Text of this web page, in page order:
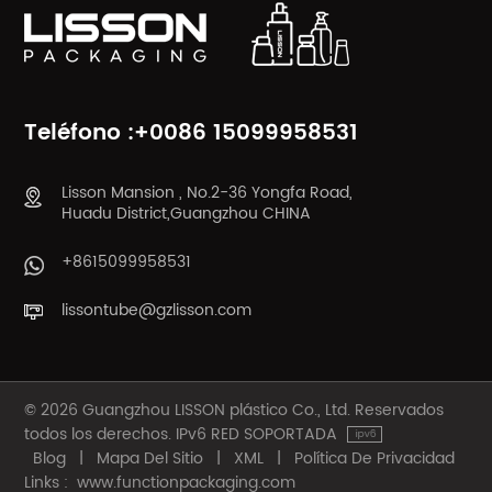
Teléfono :+0086 15099958531
Lisson Mansion , No.2-36 Yongfa Road,
Huadu District,Guangzhou CHINA
+8615099958531
lissontube@gzlisson.com
© 2026 Guangzhou LISSON plástico Co., Ltd. Reservados
todos los derechos. IPv6 RED SOPORTADA
Blog | Mapa Del Sitio | XML |
Política De Privacidad
Links : www.functionpackaging.com